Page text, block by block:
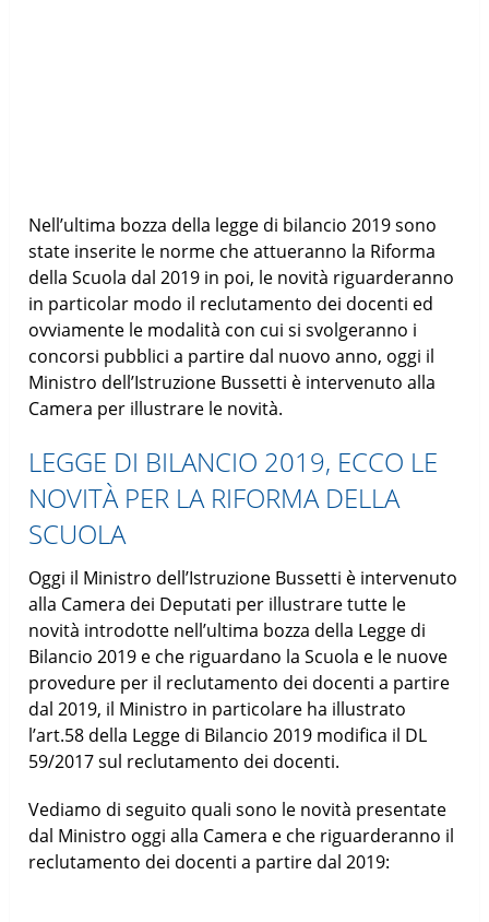
Nell’ultima bozza della legge di bilancio 2019 sono
state inserite le norme che attueranno la Riforma
della Scuola dal 2019 in poi, le novità riguarderanno
in particolar modo il reclutamento dei docenti ed
ovviamente le modalità con cui si svolgeranno i
concorsi pubblici a partire dal nuovo anno, oggi il
Ministro dell’Istruzione Bussetti è intervenuto alla
Camera per illustrare le novità.
LEGGE DI BILANCIO 2019, ECCO LE
NOVITÀ PER LA RIFORMA DELLA
SCUOLA
Oggi il Ministro dell’Istruzione Bussetti è intervenuto
alla Camera dei Deputati per illustrare tutte le
novità introdotte nell’ultima bozza della Legge di
Bilancio 2019 e che riguardano la Scuola e le nuove
provedure per il reclutamento dei docenti a partire
dal 2019, il Ministro in particolare ha illustrato
l’art.58 della Legge di Bilancio 2019 modifica il DL
59/2017 sul reclutamento dei docenti.
Vediamo di seguito quali sono le novità presentate
dal Ministro oggi alla Camera e che riguarderanno il
reclutamento dei docenti a partire dal 2019: